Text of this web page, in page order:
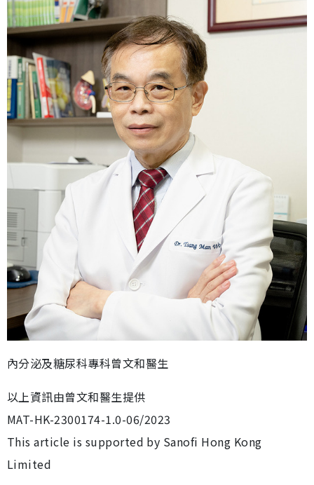
內分泌及糖尿科專科曾文和醫生
以上資訊由曾文和醫生提供
MAT-HK-2300174-1.0-06/2023
This article is supported by Sanofi Hong Kong
Limited